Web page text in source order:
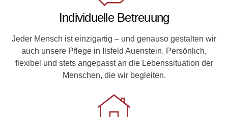
Individuelle Betreuung
Jeder Mensch ist einzigartig – und genauso gestalten wir
auch unsere Pflege in Ilsfeld Auenstein. Persönlich,
flexibel und stets angepasst an die Lebenssituation der
Menschen, die wir begleiten.